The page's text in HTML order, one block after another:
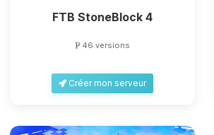
FTB StoneBlock 4
46 versions
Créer mon serveur